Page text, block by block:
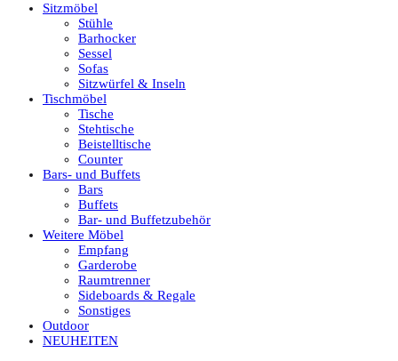
Sitzmöbel
Stühle
Barhocker
Sessel
Sofas
Sitzwürfel & Inseln
Tischmöbel
Tische
Stehtische
Beistelltische
Counter
Bars- und Buffets
Bars
Buffets
Bar- und Buffetzubehör
Weitere Möbel
Empfang
Garderobe
Raumtrenner
Sideboards & Regale
Sonstiges
Outdoor
NEUHEITEN